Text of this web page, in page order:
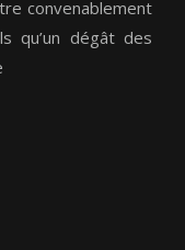
convenablement
qu’un dégât des